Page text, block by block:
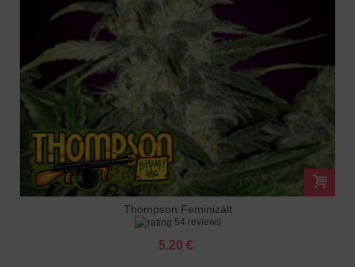
Thompson Feminizált
54 reviews
5.20 €